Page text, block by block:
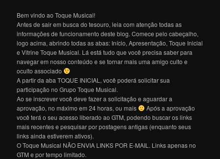
Bem vindo ao Toque Musical!
Antes de sair em busca do tesouro, leia com atenção todas as
informações de funcionamento deste blog. Comece pelo cabeçalho,
logo acima, abrindo todas as abas: Início, Apresentação, Toque Inicial
e Vitrine Toque Musical. Lá está tudo que você precisa saber para
navegar em nosso conteúdo e se tornar mais uma amigo culto e
oculto associado
A partir da aba TOQUE INICIAL, você poderá solicitar sua
participação no Grupo Toque Musical.
Ao se inscrever você deve fazer a solicitação e aguardar a
aprovação, no máximo em 24 horas, ou mais
Após a aprovação
você terá o seu acesso liberado ao GTM, podendo buscar os links
mais recentes e pesquisar por postagens antigas (enquanto seus
links ainda estiverem ativos).
O Toque Musical NÃO ENVIA LINKS POR E-MAIL. Links apenas no
GTM e por tempo limitado.